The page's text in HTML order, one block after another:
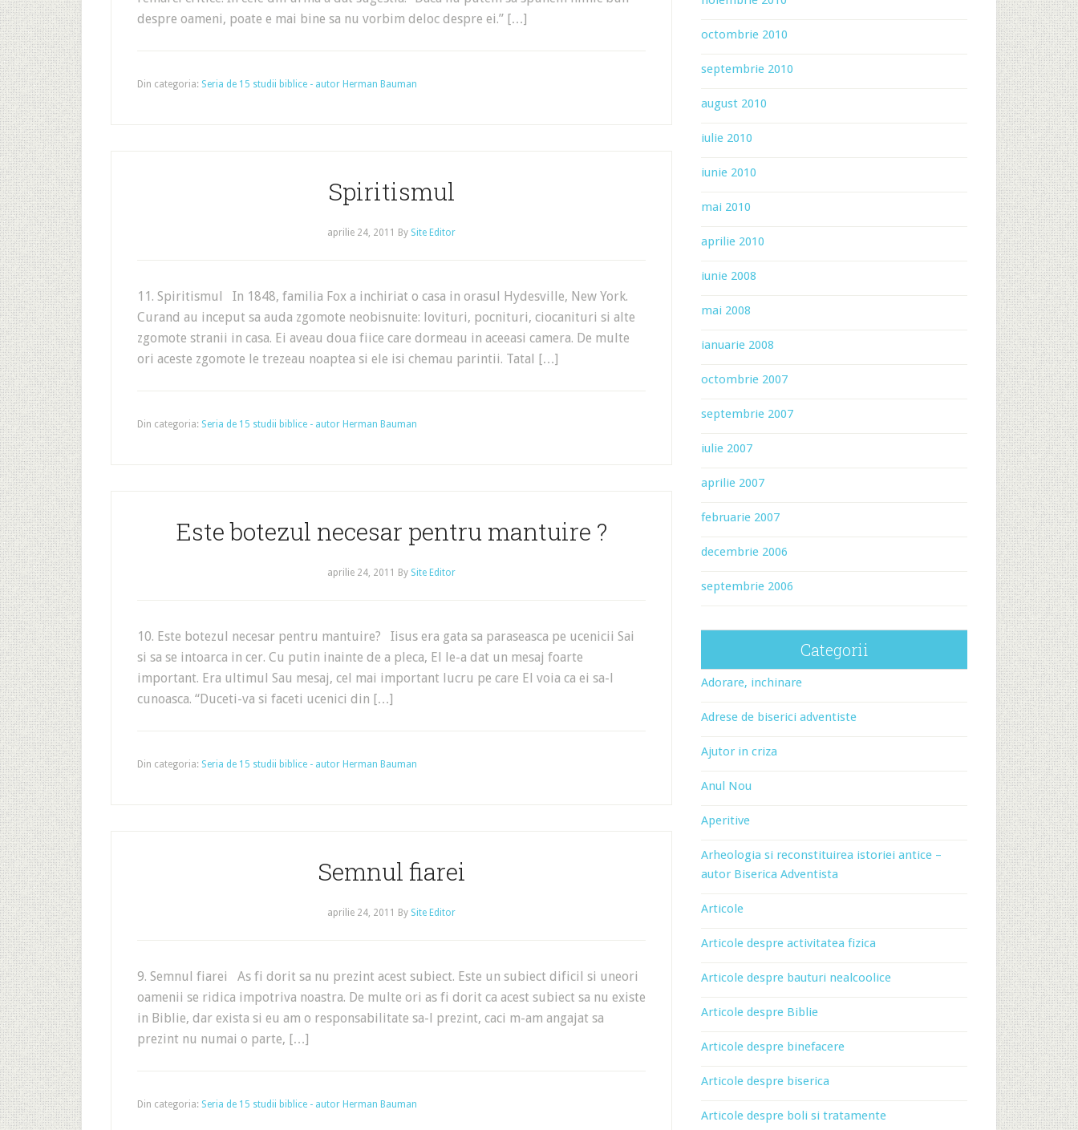
despre oameni, poate e mai bine sa nu vorbim deloc despre ei.” […]
Din categoria: Seria de 15 studii biblice - autor Herman Bauman
Spiritismul
aprilie 24, 2011 By Site Editor
11. Spiritismul In 1848, familia Fox a inchiriat o casa in orasul Hydesville, New York.
Curand au inceput sa auda zgomote neobisnuite: lovituri, pocnituri, ciocanituri si alte
zgomote stranii in casa. Ei aveau doua fiice care dormeau in aceeasi camera. De multe
ori aceste zgomote le trezeau noaptea si ele isi chemau parintii. Tatal […]
Din categoria: Seria de 15 studii biblice - autor Herman Bauman
Este botezul necesar pentru mantuire ?
aprilie 24, 2011 By Site Editor
10. Este botezul necesar pentru mantuire? Iisus era gata sa paraseasca pe ucenicii Sai
si sa se intoarca in cer. Cu putin inainte de a pleca, El le-a dat un mesaj foarte
important. Era ultimul Sau mesaj, cel mai important lucru pe care El voia ca ei sa-l
cunoasca. “Duceti-va si faceti ucenici din […]
Din categoria: Seria de 15 studii biblice - autor Herman Bauman
Semnul fiarei
aprilie 24, 2011 By Site Editor
9. Semnul fiarei As fi dorit sa nu prezint acest subiect. Este un subiect dificil si uneori
oamenii se ridica impotriva noastra. De multe ori as fi dorit ca acest subiect sa nu existe
in Biblie, dar exista si eu am o responsabilitate sa-l prezint, caci m-am angajat sa
prezint nu numai o parte, […]
Din categoria: Seria de 15 studii biblice - autor Herman Bauman
octombrie 2010
septembrie 2010
august 2010
iulie 2010
iunie 2010
mai 2010
aprilie 2010
iunie 2008
mai 2008
ianuarie 2008
octombrie 2007
septembrie 2007
iulie 2007
aprilie 2007
februarie 2007
decembrie 2006
septembrie 2006
Categorii
Adorare, inchinare
Adrese de biserici adventiste
Ajutor in criza
Anul Nou
Aperitive
Arheologia si reconstituirea istoriei antice –
autor Biserica Adventista
Articole
Articole despre activitatea fizica
Articole despre bauturi nealcoolice
Articole despre Biblie
Articole despre binefacere
Articole despre biserica
Articole despre boli si tratamente